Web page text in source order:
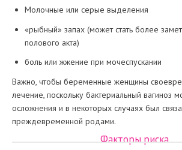
Молочные или серые выделения
«рыбный» запах (может стать более
полового акта)
боль или жжение при мочеспускании
Важно, чтобы беременные женщины
лечение, поскольку бактериальный вагиноз
осложнения и в некоторых случаях был
преждевременной родами.
Факторы риска